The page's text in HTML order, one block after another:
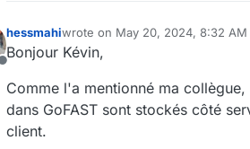
Nous avons effectué un
web externe. Ces règles
externe de GoFAST
Si une telle
Offline
hessmahiwrote on May 20, 2024, 8:32 AM
last edited by
Bonjour Kévin,
Comme l'a mentionné ma
dans GoFAST sont stockés côté
client.